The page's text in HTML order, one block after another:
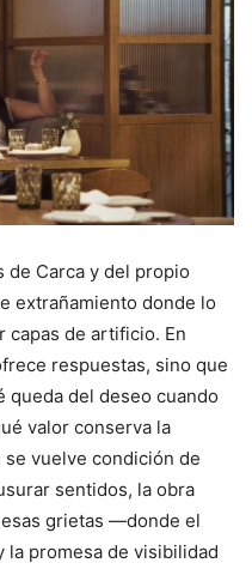
de Carca y del propio
extrañamiento donde lo
capas de artificio. En
respuestas, sino que
queda del deseo cuando
valor conserva la
vuelve condición de
sentidos, la obra
grietas —donde el
promesa de visibilidad